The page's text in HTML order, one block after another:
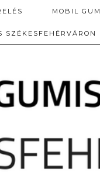
MOBIL
SZÉKESFEHÉRVÁRON